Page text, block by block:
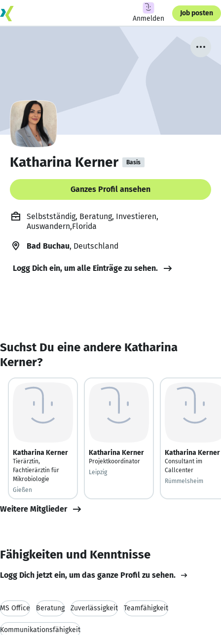
Anmelden
Job posten
Katharina Kerner Basis
Ganzes Profil ansehen
Selbstständig, Beratung, Investieren,
Auswandern,Florida
Bad Buchau, Deutschland
Logg Dich ein, um alle Einträge zu sehen.
Suchst Du eine andere Katharina
Kerner?
Katharina Kerner
Tierärztin,
Fachtierärztin für
Mikrobiologie
Gießen
Katharina Kerner
Projektkoordinator
Leipzig
Katharina Kerner
Consultant im
Callcenter
Rümmelsheim
Weitere Mitglieder
Fähigkeiten und Kenntnisse
Logg Dich jetzt ein, um das ganze Profil zu sehen.
MS Office Beratung Zuverlässigkeit Teamfähigkeit
Kommunikationsfähigkeit